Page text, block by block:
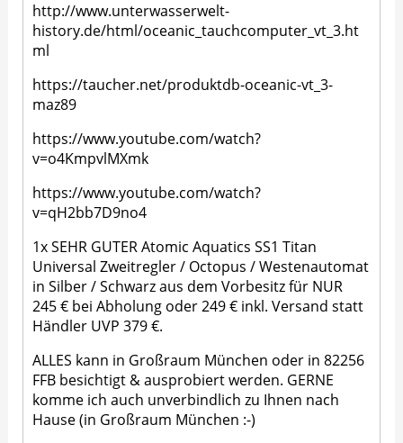
http://www.unterwasserwelt-
history.de/html/oceanic_tauchcomputer_vt_3.ht
ml
https://taucher.net/produktdb-oceanic-vt_3-
maz89
https://www.youtube.com/watch?
v=o4KmpvlMXmk
https://www.youtube.com/watch?
v=qH2bb7D9no4
1x SEHR GUTER Atomic Aquatics SS1 Titan
Universal Zweitregler / Octopus / Westenautomat
in Silber / Schwarz aus dem Vorbesitz für NUR
245 € bei Abholung oder 249 € inkl. Versand statt
Händler UVP 379 €.
ALLES kann in Großraum München oder in 82256
FFB besichtigt & ausprobiert werden. GERNE
komme ich auch unverbindlich zu Ihnen nach
Hause (in Großraum München :-)